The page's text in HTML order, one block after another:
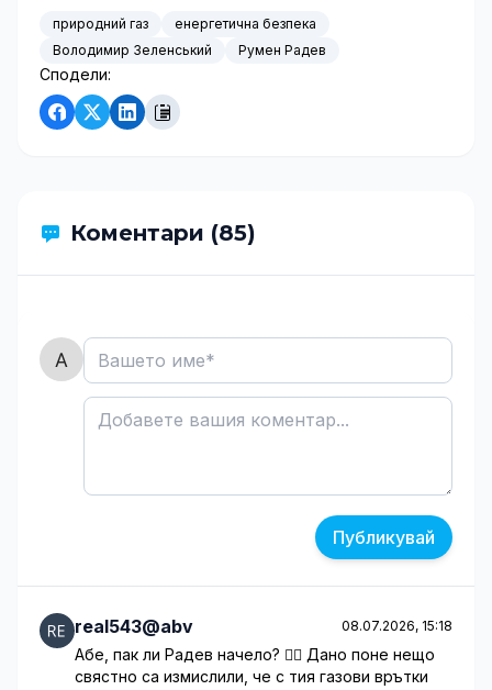
природний газ
енергетична безпека
Володимир Зеленський
Румен Радев
Сподели:
Коментари (85)
Публикувай
real543@abv 08.07.2026, 15:18
Абе, пак ли Радев начело? 🤦‍♂️ Дано поне нещо
свястно са измислили, че с тия газови врътки